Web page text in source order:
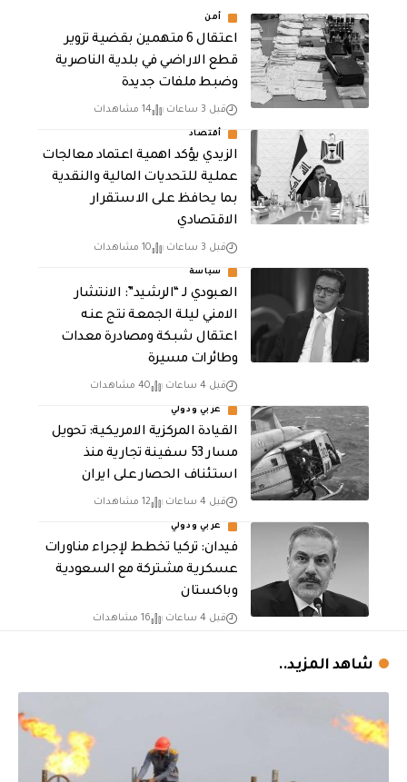
أمن
اعتقال 6 متهمين بقضية تزوير
قطع الاراضي في بلدية الناصرية
وضبط ملفات جديدة
قبل 3 ساعات 14 مشاهدات
أقتصاد
الزيدي يؤكد اهمية اعتماد معالجات
عملية للتحديات المالية والنقدية
بما يحافظ على الاستقرار
الاقتصادي
قبل 3 ساعات 10 مشاهدات
سياسة
العبودي لـ “الرشيد”: الانتشار
الامني ليلة الجمعة نتج عنه
اعتقال شبكة ومصادرة معدات
وطائرات مسيرة
قبل 4 ساعات 40 مشاهدات
عربي ودولي
القيادة المركزية الامريكية: تحويل
مسار 53 سفينة تجارية منذ
استئناف الحصار على ايران
قبل 4 ساعات 12 مشاهدات
عربي ودولي
فيدان: تركيا تخطط لإجراء مناورات
عسكرية مشتركة مع السعودية
وباكستان
قبل 4 ساعات 16 مشاهدات
شاهد المزيد..